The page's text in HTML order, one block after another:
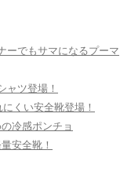
ーでもサマになるプーマ
ャツ登場！
くい安全靴登場！
冷感ポンチョ
安全靴！